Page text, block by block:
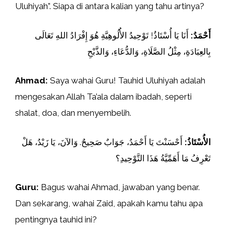
Uluhiyah”. Siapa di antara kalian yang tahu artinya?
أَحْمَدُ: أَنَا يَا أُسْتَاذُ! تَوْحِيدُ الأُلُوهِيَّةِ هُوَ إِفْرَادُ اللهِ تَعَالَى
بِالعِبَادَةِ، مِثْلُ الصَّلَاةِ، وَالدُّعَاءِ، وَالذَّبْحِ
Ahmad: Saya wahai Guru! Tauhid Uluhiyah adalah
mengesakan Allah Ta’ala dalam ibadah, seperti
shalat, doa, dan menyembelih.
الأُسْتَاذُ: أَحْسَنْتَ يَا أَحْمَدُ، جَوَابٌ صَحِيحٌ. وَالآنَ، يَا زَيْدُ، هَلْ
تَعْرِفُ مَا أَهَمِّيَّةُ هَذَا التَّوْحِيدِ؟
Guru: Bagus wahai Ahmad, jawaban yang benar.
Dan sekarang, wahai Zaid, apakah kamu tahu apa
pentingnya tauhid ini?